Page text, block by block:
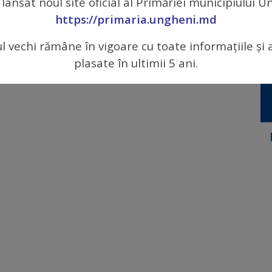
https://primaria.ungheni.md
vechi rămâne în vigoare cu toate informațiile și
plasate în ultimii 5 ani.